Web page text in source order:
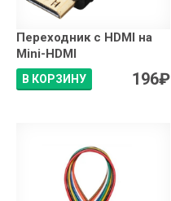
Переходник с HDMI на
Mini-HDMI
В КОРЗИНУ 196₽